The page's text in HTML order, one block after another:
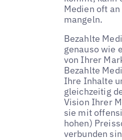
Medien oft
mangeln.
Bezahlte
genauso wie
von Ihrer
Bezahlte
Ihre Inhalte
gleichzeitig
Vision Ihrer
sie mit
hohen)
verbunden